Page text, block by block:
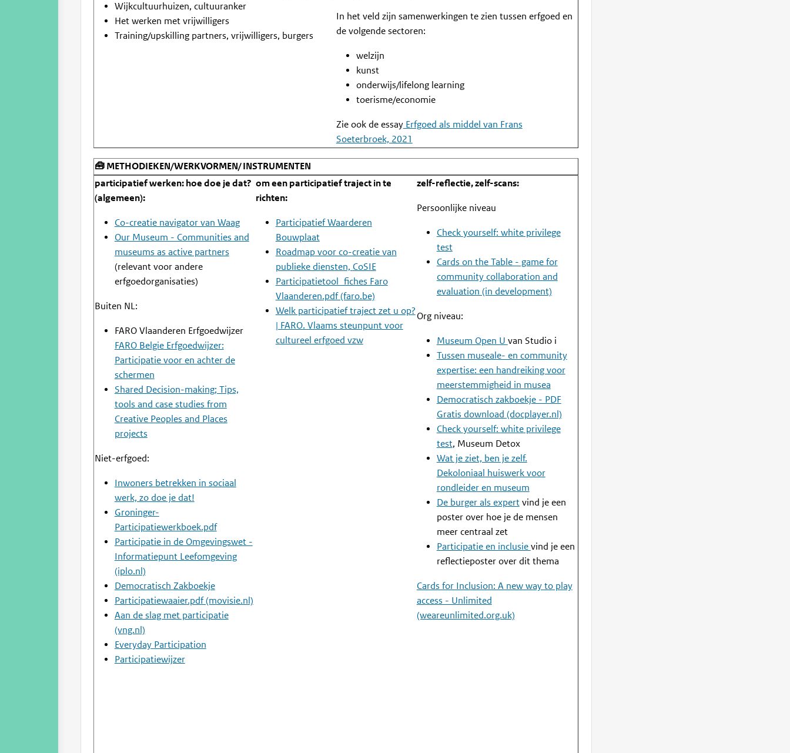
Wijkcultuurhuizen, cultuuranker
Het werken met vrijwilligers
Training/upskilling partners, vrijwilligers, burgers
In het veld zijn samenwerkingen te zien tussen erfgoed en
de volgende sectoren:
welzijn
kunst
onderwijs/lifelong learning
toerisme/economie
Zie ook de essayErfgoed als middel van Frans
Soeterbroek, 2021
🧰 METHODIEKEN/WERKVORMEN/ INSTRUMENTEN
participatief werken: hoe doe je dat?
(algemeen):
Co-creatie navigator van Waag
Our Museum - Communities and
museums as active partners
(relevant voor andere
erfgoedorganisaties)
Buiten NL:
FARO Vlaanderen Erfgoedwijzer
FARO BelgieErfgoedwijzer:
Participatie voor en achter de
schermen
Shared Decision-making; Tips,
tools and case studies from
Creative Peoples and Places
projects
Niet-erfgoed:
Inwoners betrekken in sociaal
werk, zo doe je dat!
Groninger-
Participatiewerkboek.pdf
Participatie in de Omgevingswet -
Informatiepunt Leefomgeving
(iplo.nl)
Democratisch Zakboekje
Participatiewaaier.pdf (movisie.nl)
Aan de slag met participatie
(vng.nl)
Everyday Participation
Participatiewijzer
om een participatief traject in te
richten:
Participatief Waarderen
Bouwplaat
Roadmapvoor co-creatie van
publieke diensten, CoSIE
Participatietool_fiches Faro
Vlaanderen.pdf (faro.be)
Welk participatief traject zet u op?
| FARO. Vlaams steunpunt voor
cultureel erfgoed vzw
zelf-reflectie, zelf-scans:
Persoonlijke niveau
Check yourself: whiteprivilege
test
Cards on the Table - game for
community collaboration and
evaluation (in development)
Org niveau:
Museum Open U van Studio i
Tussen museale- en community
expertise: een handreiking voor
meerstemmigheid in musea
Democratisch zakboekje - PDF
Gratis download (docplayer.nl)
Check yourself: whiteprivilege
test, Museum Detox
Wat je ziet, ben je zelf.
Dekoloniaal huiswerk voor
rondleider en museum
De burger als expertvind je een
poster over hoe je de mensen
meer centraal zet
Participatie en inclusie vind je een
reflectieposter over dit thema
Cards for Inclusion: A new way to play
access - Unlimited
(weareunlimited.org.uk)